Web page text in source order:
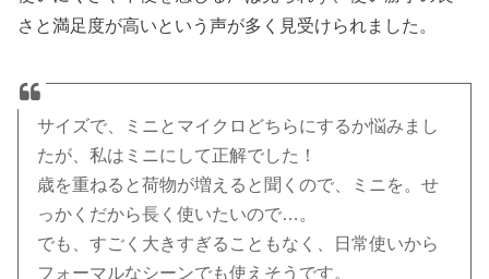
さと満足度が高いという声が多く見受けられました。
サイズで、ミニとマイクロどちらにするか悩みまし
たが、私はミニにして正解でした！
歳を重ねると荷物が増えると聞くので、ミニを。せ
っかくだから長く使いたいので…。
でも、すごく大きすぎることもなく、日常使いから
フォーマルなシーンでも使えそうです。